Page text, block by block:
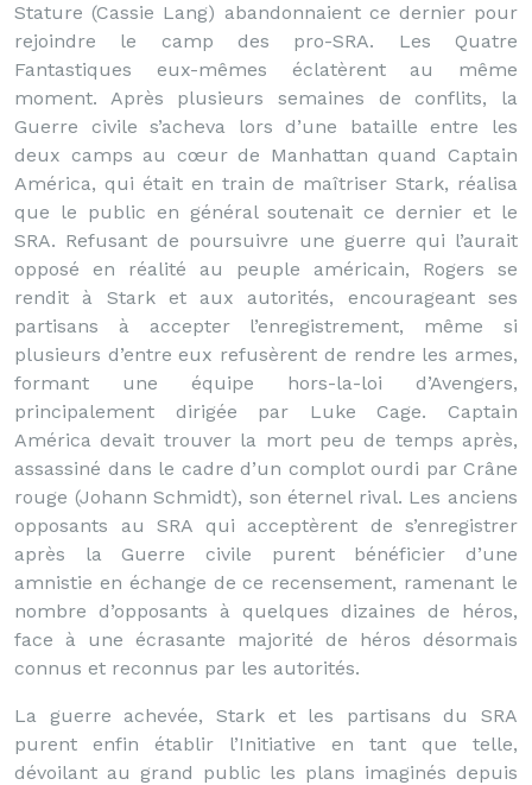
Stature (Cassie Lang) abandonnaient ce dernier pour
rejoindre le camp des pro-SRA. Les Quatre
Fantastiques eux-mêmes éclatèrent au même
moment. Après plusieurs semaines de conflits, la
Guerre civile s’acheva lors d’une bataille entre les
deux camps au cœur de Manhattan quand Captain
América, qui était en train de maîtriser Stark, réalisa
que le public en général soutenait ce dernier et le
SRA. Refusant de poursuivre une guerre qui l’aurait
opposé en réalité au peuple américain, Rogers se
rendit à Stark et aux autorités, encourageant ses
partisans à accepter l’enregistrement, même si
plusieurs d’entre eux refusèrent de rendre les armes,
formant une équipe hors-la-loi d’Avengers,
principalement dirigée par Luke Cage. Captain
América devait trouver la mort peu de temps après,
assassiné dans le cadre d’un complot ourdi par Crâne
rouge (Johann Schmidt), son éternel rival. Les anciens
opposants au SRA qui acceptèrent de s’enregistrer
après la Guerre civile purent bénéficier d’une
amnistie en échange de ce recensement, ramenant le
nombre d’opposants à quelques dizaines de héros,
face à une écrasante majorité de héros désormais
connus et reconnus par les autorités.
La guerre achevée, Stark et les partisans du SRA
purent enfin établir l’Initiative en tant que telle,
dévoilant au grand public les plans imaginés depuis